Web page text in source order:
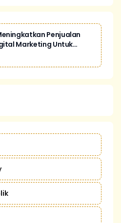
Penjualan
Marketing Untuk
Lebih Kompetitif